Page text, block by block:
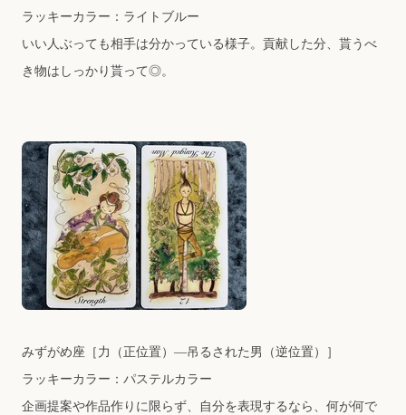
ラッキーカラー：ライトブルー
いい人ぶっても相手は分かっている様子。貢献した分、貰うべ
き物はしっかり貰って◎。
みずがめ座 ［力（正位置）―吊るされた男（逆位置）］
ラッキーカラー：パステルカラー
企画提案や作品作りに限らず、自分を表現するなら、何が何で